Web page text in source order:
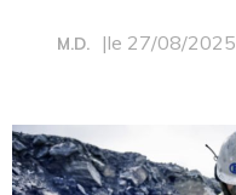
M.D. |le 27/08/2025